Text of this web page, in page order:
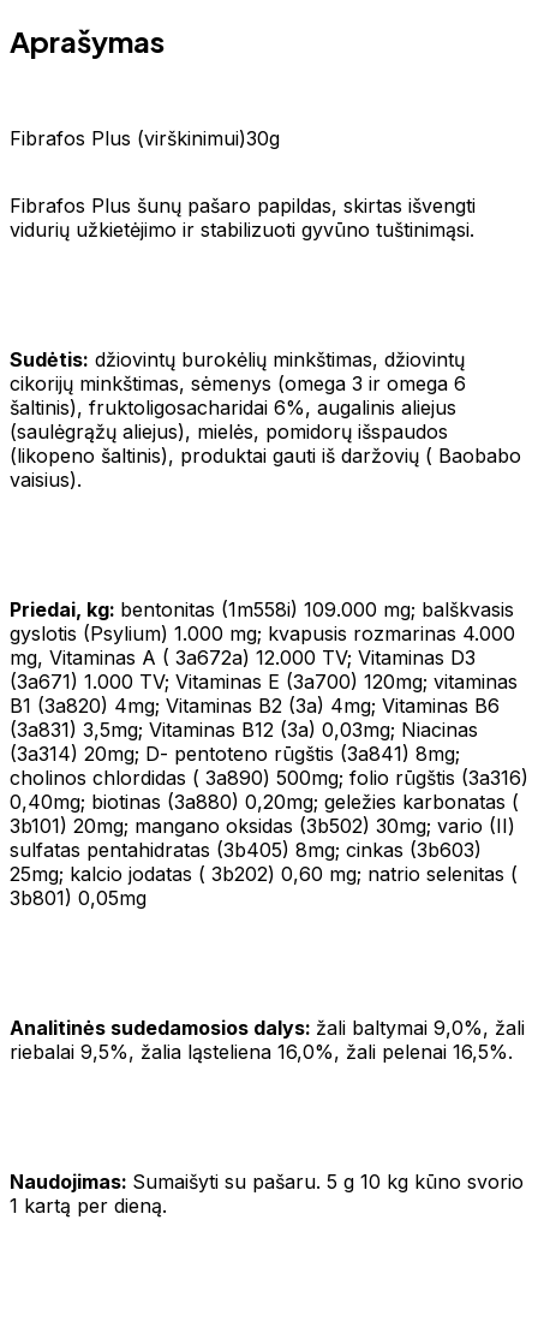
Aprašymas
Fibrafos Plus (virškinimui)30g
Fibrafos Plus šunų pašaro papildas, skirtas išvengti
vidurių užkietėjimo ir stabilizuoti gyvūno tuštinimąsi.
Sudėtis: džiovintų burokėlių minkštimas, džiovintų
cikorijų minkštimas, sėmenys (omega 3 ir omega 6
šaltinis), fruktoligosacharidai 6%, augalinis aliejus
(saulėgrąžų aliejus), mielės, pomidorų išspaudos
(likopeno šaltinis), produktai gauti iš daržovių ( Baobabo
vaisius).
Priedai, kg: bentonitas (1m558i) 109.000 mg; balškvasis
gyslotis (Psylium) 1.000 mg; kvapusis rozmarinas 4.000
mg, Vitaminas A ( 3a672a) 12.000 TV; Vitaminas D3
(3a671) 1.000 TV; Vitaminas E (3a700) 120mg; vitaminas
B1 (3a820) 4mg; Vitaminas B2 (3a) 4mg; Vitaminas B6
(3a831) 3,5mg; Vitaminas B12 (3a) 0,03mg; Niacinas
(3a314) 20mg; D- pentoteno rūgštis (3a841) 8mg;
cholinos chlordidas ( 3a890) 500mg; folio rūgštis (3a316)
0,40mg; biotinas (3a880) 0,20mg; geležies karbonatas (
3b101) 20mg; mangano oksidas (3b502) 30mg; vario (II)
sulfatas pentahidratas (3b405) 8mg; cinkas (3b603)
25mg; kalcio jodatas ( 3b202) 0,60 mg; natrio selenitas (
3b801) 0,05mg
Analitinės sudedamosios dalys: žali baltymai 9,0%, žali
riebalai 9,5%, žalia ląsteliena 16,0%, žali pelenai 16,5%.
Naudojimas: Sumaišyti su pašaru. 5 g 10 kg kūno svorio
1 kartą per dieną.